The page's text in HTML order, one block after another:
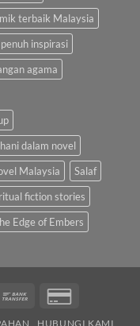
terbaik Malaysia
inspirasi
agama
dalam novel
Malaysia
Salaf
fiction stories
Edge of Embers
Bank
HUBUNGI KAMI